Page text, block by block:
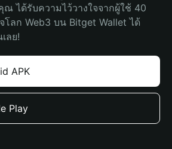
ได้รับความไว้วางใจจากผู้ใช้ 40
ลก Web3 บน Bitget Wallet ได้
ลย!
APK
Play